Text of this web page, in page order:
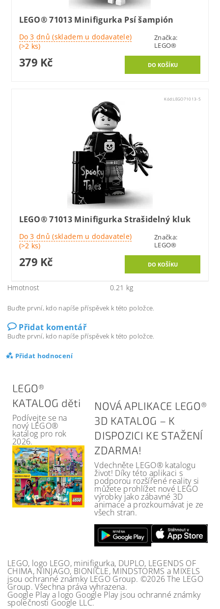
LEGO® 71013 Minifigurka Psí šampión
Do 3 dnů (skladem u dodavatele)
(>2 ks)
Značka:
LEGO®
379 Kč
Kód:LEGO71013-5
LEGO® 71013 Minifigurka Strašidelný kluk
Do 3 dnů (skladem u dodavatele)
(>2 ks)
Značka:
LEGO®
279 Kč
Hmotnost 0.21 kg
Buďte první, kdo napíše příspěvek k této položce.
Přidat komentář
Buďte první, kdo napíše příspěvek k této položce.
Přidat hodnocení
LEGO®
KATALOG děti
Podívejte se na
nový LEGO®
katalog pro rok
2026.
NOVÁ APLIKACE LEGO®
3D KATALOG – K
DISPOZICI KE STAŽENÍ
ZDARMA!
Vdechněte LEGO® katalogu
život! Díky této aplikaci s
podporou rozšířené reality si
můžete prohlížet nové LEGO
výrobky jako zábavné 3D
animace a prozkoumávat je ze
všech stran.
LEGO, logo LEGO, minifigurka, DUPLO, LEGENDS OF
CHIMA, NINJAGO, BIONICLE, MINDSTORMS a MIXELS
jsou ochranné známky LEGO Group. ©2026 The LEGO
Group. Všechna práva vyhrazena.
Google Play a logo Google Play jsou ochranné známky
společnosti Google LLC.